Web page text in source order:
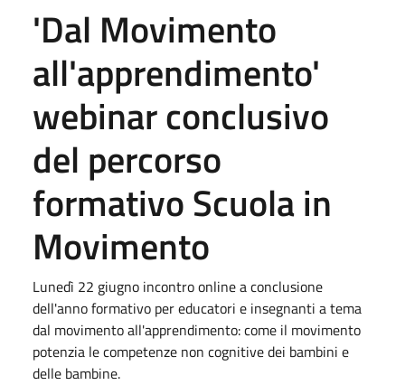
'Dal Movimento
all'apprendimento'
webinar conclusivo
del percorso
formativo Scuola in
Movimento
Lunedì 22 giugno incontro online a conclusione
dell'anno formativo per educatori e insegnanti a tema
dal movimento all'apprendimento: come il movimento
potenzia le competenze non cognitive dei bambini e
delle bambine.